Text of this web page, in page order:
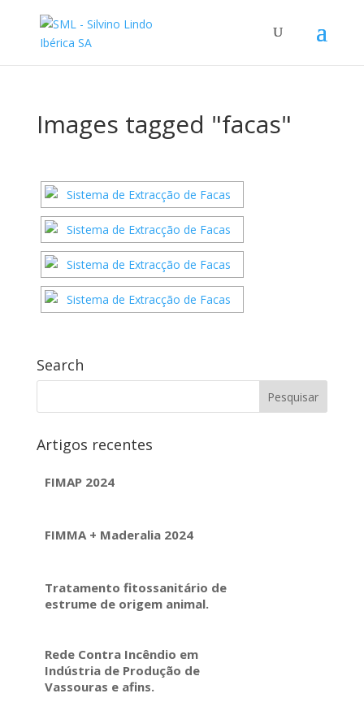
Images tagged "facas"
Search
Artigos recentes
FIMAP 2024
FIMMA + Maderalia 2024
Tratamento fitossanitário de
estrume de origem animal.
Rede Contra Incêndio em
Indústria de Produção de
Vassouras e afins.